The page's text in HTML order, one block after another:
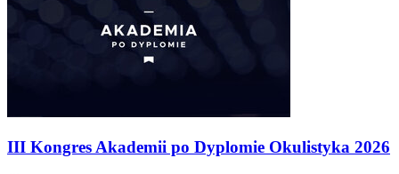
III Kongres Akademii po Dyplomie Okulistyka 2026